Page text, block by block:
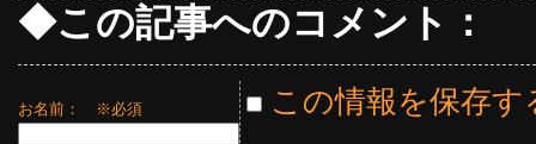
◆この記事へのコメント：
お名前： ※必須 この情報を保存す